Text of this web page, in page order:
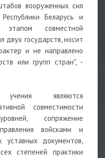
вооруженных сил
Беларусь и
этапом совместной
двух государств, носит
и не направлено
или групп стран", -
являются
совместимости
сопряжение
войсками и
уставных документов,
степеней практики